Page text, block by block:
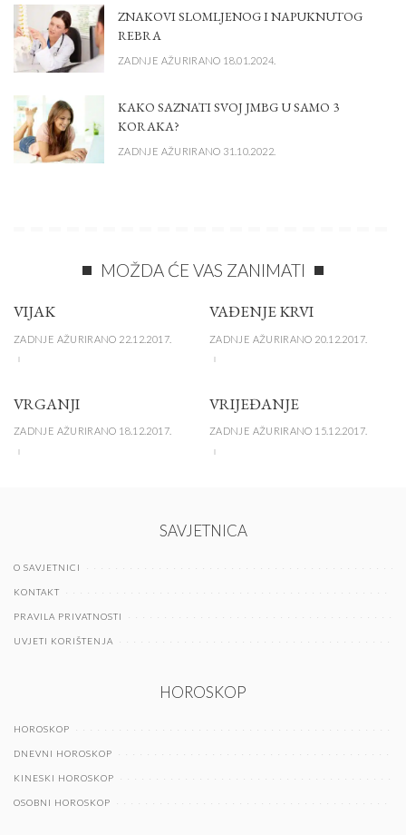
ZNAKOVI SLOMLJENOG I NAPUKNUTOG
REBRA
ZADNJE AŽURIRANO 18.01.2024.
KAKO SAZNATI SVOJ JMBG U SAMO 3
KORAKA?
ZADNJE AŽURIRANO 31.10.2022.
MOŽDA ĆE VAS ZANIMATI
VIJAK
ZADNJE AŽURIRANO 22.12.2017.
VAĐENJE KRVI
ZADNJE AŽURIRANO 20.12.2017.
VRGANJI
ZADNJE AŽURIRANO 18.12.2017.
VRIJEĐANJE
ZADNJE AŽURIRANO 15.12.2017.
SAVJETNICA
O SAVJETNICI
KONTAKT
PRAVILA PRIVATNOSTI
UVJETI KORIŠTENJA
HOROSKOP
HOROSKOP
DNEVNI HOROSKOP
KINESKI HOROSKOP
OSOBNI HOROSKOP